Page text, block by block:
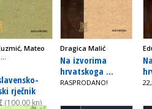
Mateo
rječnik
(100,00 kn)
Dragica Malić
Na izvorima
hrvatskoga ...
RASPRODANO!